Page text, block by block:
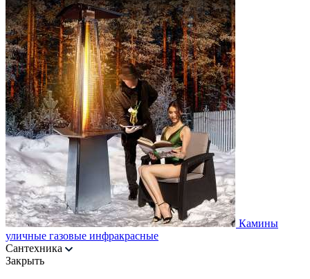
Камины
уличные газовые инфракрасные
Сантехника
Закрыть